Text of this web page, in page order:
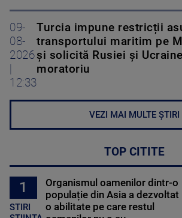
09-
08-
2026
|
12:33
Turcia impune restricții
transportului maritim pe
și solicită Rusiei și
moratoriu
VEZI MAI MULTE ȘTIRI
TOP CITITE
1
STIRI
Organismul oamenilor dintr-o
populație din Asia a dezvoltat
o abilitate pe care restul